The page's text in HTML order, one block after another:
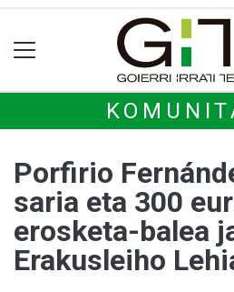
Porfirio
saria eta 300
erosketa-balea
Erakusleiho